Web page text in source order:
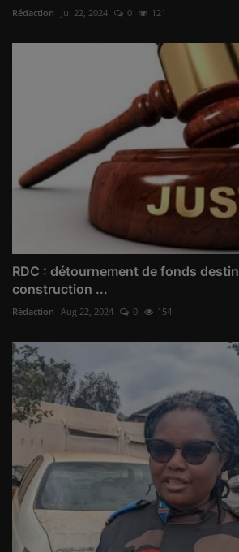
Rédaction Jul 22, 2024 0 121
RDC : détournement de fonds
construction ...
Rédaction Aug 22, 2024 0 154